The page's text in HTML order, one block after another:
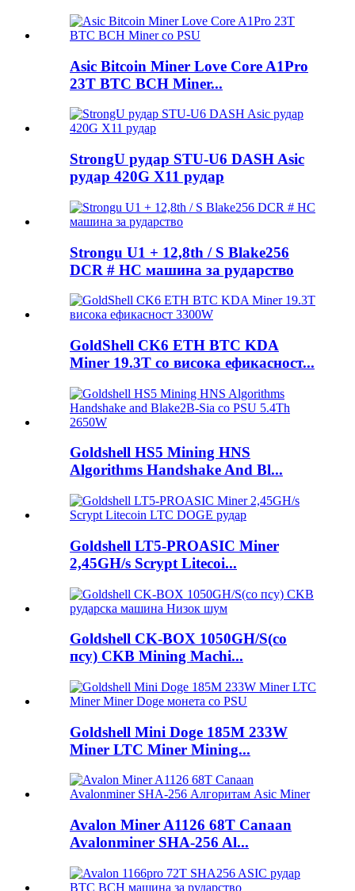
Asic Bitcoin Miner Love Core A1Pro
23T BTC BCH Miner...
StrongU рудар STU-U6 DASH Asic
рудар 420G X11 рудар
Strongu U1 + 12,8th / S Blake256
DCR # HC машина за рударство
GoldShell CK6 ETH BTC KDA
Miner 19.3T со висока ефикасност...
Goldshell HS5 Mining HNS
Algorithms Handshake And Bl...
Goldshell LT5-PROASIC Miner
2,45GH/s Scrypt Litecoi...
Goldshell CK-BOX 1050GH/S(со
псу) CKB Mining Machi...
Goldshell Mini Doge 185M 233W
Miner LTC Miner Mining...
Avalon Miner A1126 68T Canaan
Avalonminer SHA-256 Al...